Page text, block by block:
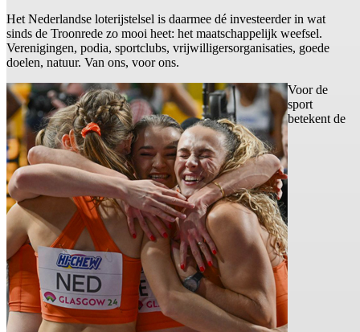
Het Nederlandse loterijstelsel is daarmee dé investeerder in wat
sinds de Troonrede zo mooi heet: het maatschappelijk weefsel.
Verenigingen, podia, sportclubs, vrijwilligersorganisaties, goede
doelen, natuur. Van ons, voor ons.
Voor de
sport
betekent de